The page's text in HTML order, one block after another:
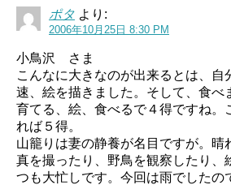
ポタ より:
2006年10月25日 8:30 PM
小鳥沢 さま
こんなに大きなのが出来るとは、自
速、絵を描きました。そして、食べ
育てる、絵、食べるで４得ですね。
れば５得。
山籠りは妻の静養が名目ですが。晴
真を撮ったり、野鳥を観察したり、
つも大忙しです。今回は雨でしたの